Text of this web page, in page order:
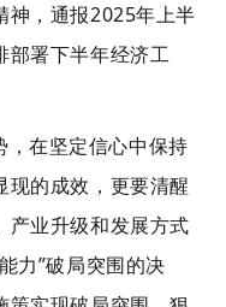
神，通报2025年上半
部署下半年经济工
，在坚定信心中保持
现的成效，更要清醒
产业升级和发展方式
力”破局突围的决